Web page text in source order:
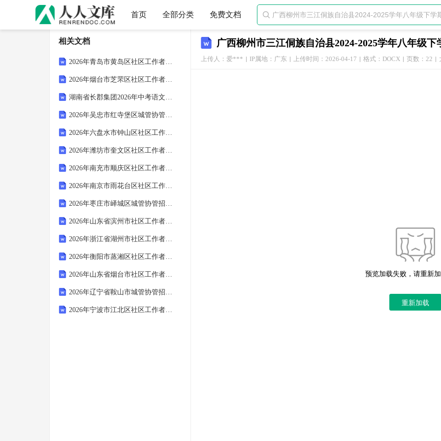
首页 全部分类 免费文档 
广西柳州市三江侗族自治县2024-2025学年八年级
上传人：爱*** IP属地：广东 上传时间：2026-04-17 格式：DOCX 页数：22
预览加载失败，请重新
重新加载
相关文档
2026年青岛市黄岛区社区工作者招聘笔试参考试题及答案解析
2026年烟台市芝罘区社区工作者招聘考试参考试题及答案解析
湖南省长郡集团2026年中考语文3月一模试卷（含答案）
2026年吴忠市红寺堡区城管协管招聘笔试备考题库及答案解析
2026年六盘水市钟山区社区工作者招聘笔试模拟试题及答案解析
2026年潍坊市奎文区社区工作者招聘笔试参考题库及答案解析
2026年南充市顺庆区社区工作者招聘考试参考试题及答案解析
2026年南京市雨花台区社区工作者招聘笔试参考题库及答案解析
2026年枣庄市峄城区城管协管招聘笔试参考试题及答案解析
2026年山东省滨州市社区工作者招聘考试模拟试题及答案解析
2026年浙江省湖州市社区工作者招聘考试备考试题及答案解析
2026年衡阳市蒸湘区社区工作者招聘考试参考试题及答案解析
2026年山东省烟台市社区工作者招聘考试参考试题及答案解析
2026年辽宁省鞍山市城管协管招聘笔试参考题库及答案解析
2026年宁波市江北区社区工作者招聘考试参考试题及答案解析